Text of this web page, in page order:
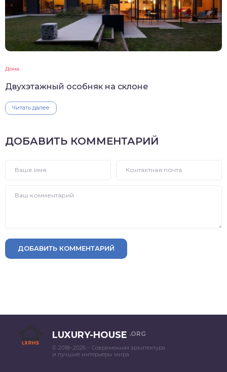
Дома
Двухэтажный особняк на склоне
Читать далее
ДОБАВИТЬ КОММЕНТАРИЙ
ДОБАВИТЬ КОММЕНТАРИЙ
LUXURY-HOUSE .ORG
© 2018–2026 – Современная архитектура
и лучшие интерьеры мира